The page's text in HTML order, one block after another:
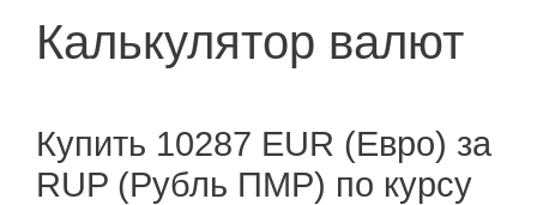
Калькулятор валют
Купить 10287 EUR (Евро) за
RUP (Рубль ПМР) по курсу